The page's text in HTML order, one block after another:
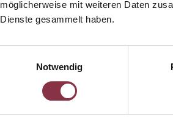
möglicherweise mit weiteren Daten
Dienste gesammelt haben.
Notwendig